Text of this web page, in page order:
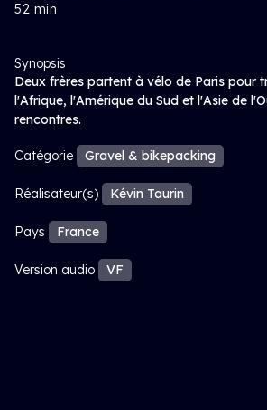
52 min
Synopsis
Deux frères partent à vélo de Paris pour
l'Afrique, l'Amérique du Sud et l'Asie de
rencontres.
Catégorie Gravel & bikepacking
Réalisateur(s) Kévin Taurin
Pays France
Version audio VF